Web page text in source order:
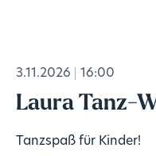
3.11.2026 16:00
Laura Tanz-
Tanzspaß für Kinder!